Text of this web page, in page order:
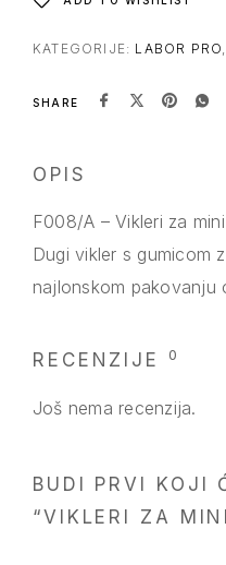
KATEGORIJE: LABOR PRO,
SHARE
OPIS
F008/A – Vikleri za
Dugi vikler s gumicom
najlonskom pakovanju
RECENZIJE 0
Još nema recenzija.
BUDI PRVI KOJI
“VIKLERI ZA